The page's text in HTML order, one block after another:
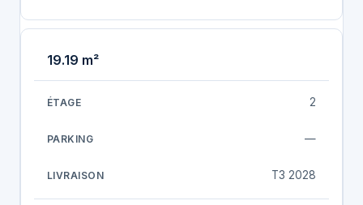
19.19 m²
2
—
T3 2028